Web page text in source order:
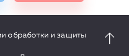
обработки и защиты